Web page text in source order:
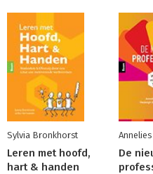
Sylvia Bronkhorst
Leren met hoofd,
hart & handen
De